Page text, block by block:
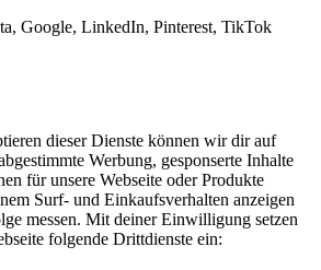
Google, LinkedIn, Pinterest, TikTok
dieser Dienste können wir dir auf
Werbung, gesponserte Inhalte
für unsere Webseite oder Produkte
Surf- und Einkaufsverhalten anzeigen
messen. Mit deiner Einwilligung setzen
folgende Drittdienste ein: